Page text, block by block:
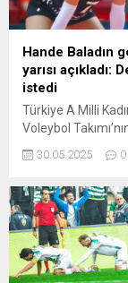
Hande Baladın
yarısı açıkladı:
istedi
Türkiye A Milli
Voleybol
Ligi öncesi
bulundu. “ÇOK
YAZ BİZİ
tam kadro
vurgulayan Hande
"Açıkçası ...
30.05.2025 0